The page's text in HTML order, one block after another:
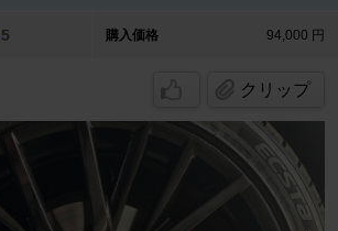
5 購入価格 94,000 円
クリップ